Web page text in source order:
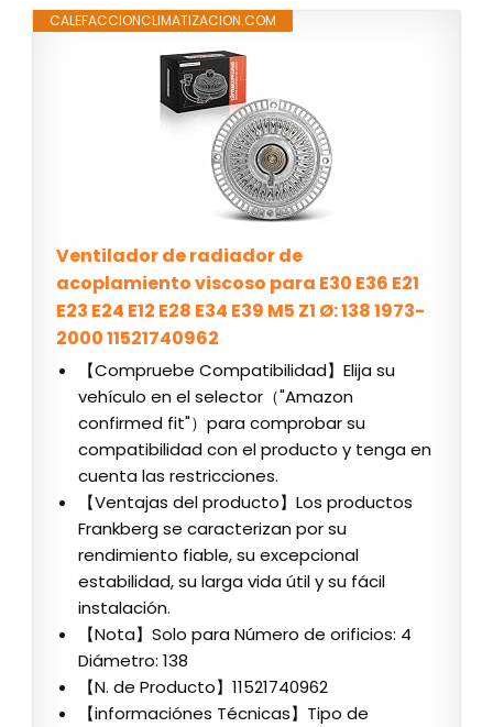
CALEFACCIONCLIMATIZACION.COM
Ventilador de radiador de
acoplamiento viscoso para E30 E36 E21
E23 E24 E12 E28 E34 E39 M5 Z1 Ø: 138 1973-
2000 11521740962
【Compruebe Compatibilidad】Elija su
vehículo en el selector（"Amazon
confirmed fit"）para comprobar su
compatibilidad con el producto y tenga en
cuenta las restricciones.
【Ventajas del producto】Los productos
Frankberg se caracterizan por su
rendimiento fiable, su excepcional
estabilidad, su larga vida útil y su fácil
instalación.
【Nota】Solo para Número de orificios: 4
Diámetro: 138
【N. de Producto】11521740962
【informaciónes Técnicas】Tipo de